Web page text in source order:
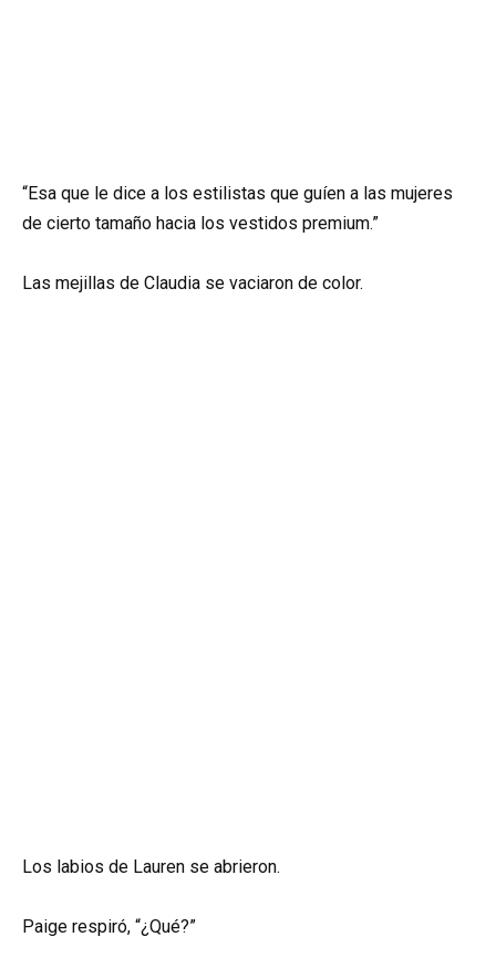
“Esa que le dice a los estilistas que guíen a las mujeres
de cierto tamaño hacia los vestidos premium.”
Las mejillas de Claudia se vaciaron de color.
Los labios de Lauren se abrieron.
Paige respiró, “¿Qué?”